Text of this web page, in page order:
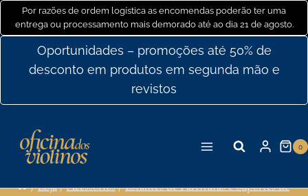
para
conteúdo
Por razões de ordem logística as encomendas poderão ter uma
entrega ou processamento mais demorado até ao dia 21 de agosto.
Oportunidades – promoções até 50% de
desconto em produtos em segunda mão e
revistos
0
/Loja/Acessórios/Estantes de Partituras e Suportes de